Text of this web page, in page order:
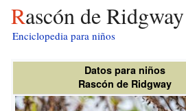
Rascón de
Enciclopedia para niños
Datos para niños
Rascón de Ridgway